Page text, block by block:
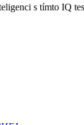
s tímto IQ